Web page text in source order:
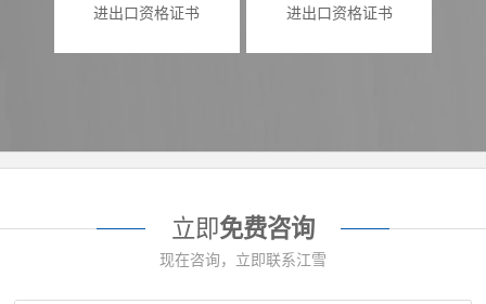
进出口资格证书 进出口资格证书
立即免费咨询
现在咨询，立即联系江雪